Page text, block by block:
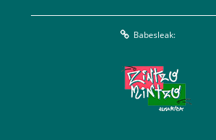
Babesleak: